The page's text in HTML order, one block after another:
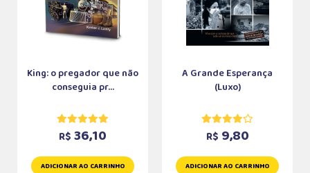
King: o pregador que não
conseguia pr...
R$ 36,10
ADICIONAR AO CARRINHO
A Grande Esperança
(Luxo)
R$ 9,80
ADICIONAR AO CARRINHO